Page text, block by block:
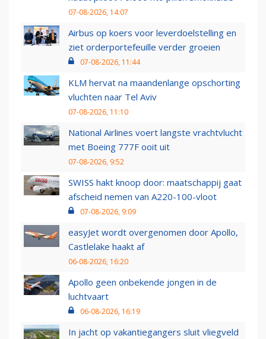
07-08-2026, 14:07
Airbus op koers voor leverdoelstelling en
ziet orderportefeuille verder groeien
07-08-2026, 11:44
KLM hervat na maandenlange opschorting
vluchten naar Tel Aviv
07-08-2026, 11:10
National Airlines voert langste vrachtvlucht
met Boeing 777F ooit uit
07-08-2026, 9:52
SWISS hakt knoop door: maatschappij gaat
afscheid nemen van A220-100-vloot
07-08-2026, 9:09
easyJet wordt overgenomen door Apollo,
Castlelake haakt af
06-08-2026, 16:20
Apollo geen onbekende jongen in de
luchtvaart
06-08-2026, 16:19
In jacht op vakantiegangers sluit vliegveld